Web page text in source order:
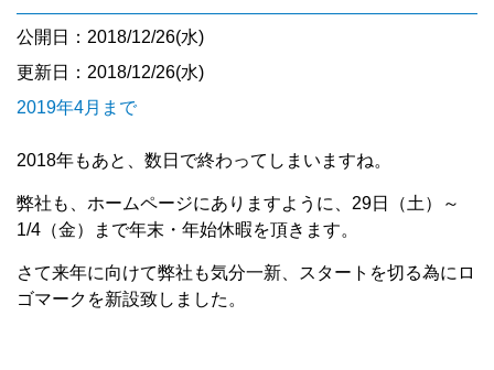
公開日：2018/12/26(水)
更新日：2018/12/26(水)
2019年4月まで
2018年もあと、数日で終わってしまいますね。
弊社も、ホームページにありますように、29日（土）～
1/4（金）まで年末・年始休暇を頂きます。
さて来年に向けて弊社も気分一新、スタートを切る為にロ
ゴマークを新設致しました。